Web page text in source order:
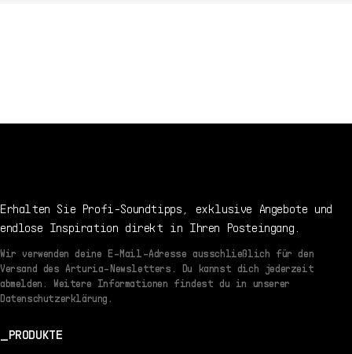
2.1.3 -
Erhalten Sie Profi-Soundtipps, exklusive Angebote und
endlose Inspiration direkt in Ihren Posteingang.
Wir verwenden deine E-Mail-Adresse ausschließlich für den
Versand des Arturia-Newsletters. Du kannst dich jederzeit
abmelden. Weitere Informationen findest du in unserer
Datenschutzerklärung.
PRODUKTE